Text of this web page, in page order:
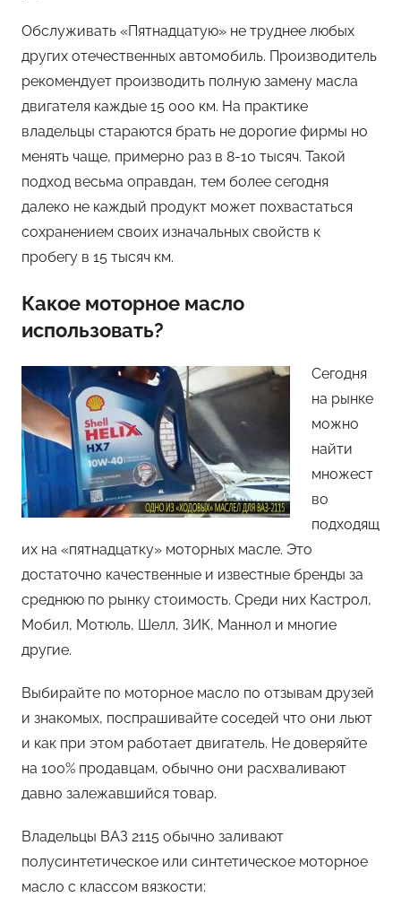
Обслуживать «Пятнадцатую» не труднее любых
других отечественных автомобиль. Производитель
рекомендует производить полную замену масла
двигателя каждые 15 000 км. На практике
владельцы стараются брать не дорогие фирмы но
менять чаще, примерно раз в 8-10 тысяч. Такой
подход весьма оправдан, тем более сегодня
далеко не каждый продукт может похвастаться
сохранением своих изначальных свойств к
пробегу в 15 тысяч км.
Какое моторное масло
использовать?
Сегодня
на рынке
можно
найти
множест
во
подходящ
их на «пятнадцатку» моторных масле. Это
достаточно качественные и известные бренды за
среднюю по рынку стоимость. Среди них Кастрол,
Мобил, Мотюль, Шелл, ЗИК, Маннол и многие
другие.
Выбирайте по моторное масло по отзывам друзей
и знакомых, поспрашивайте соседей что они льют
и как при этом работает двигатель. Не доверяйте
на 100% продавцам, обычно они расхваливают
давно залежавшийся товар.
Владельцы ВАЗ 2115 обычно заливают
полусинтетическое или синтетическое моторное
масло с классом вязкости: